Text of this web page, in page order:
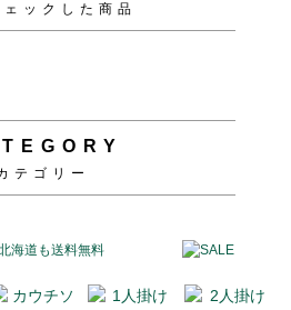
ックした商品
テゴリー